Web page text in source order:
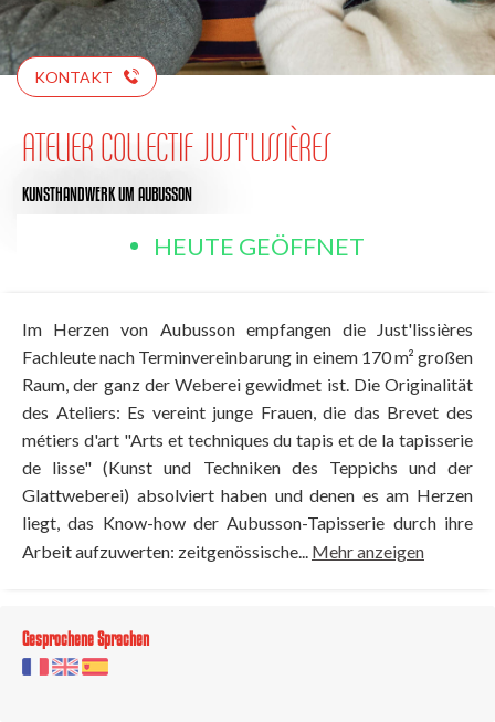
KONTAKT
ATELIER COLLECTIF JUST'LISSIÈRES
KUNSTHANDWERKUM AUBUSSON
HEUTE GEÖFFNET
Im Herzen von Aubusson empfangen die Just'lissières
Fachleute nach Terminvereinbarung in einem 170 m² großen
Raum, der ganz der Weberei gewidmet ist. Die Originalität
des Ateliers: Es vereint junge Frauen, die das Brevet des
métiers d'art "Arts et techniques du tapis et de la tapisserie
de lisse" (Kunst und Techniken des Teppichs und der
Glattweberei) absolviert haben und denen es am Herzen
liegt, das Know-how der Aubusson-Tapisserie durch ihre
Arbeit aufzuwerten: zeitgenössische... Mehr anzeigen
Gesprochene Sprachen